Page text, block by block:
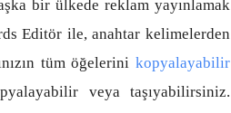
bir ülkede reklam yayınlamak
Editör ile, anahtar kelimelerden
tüm öğelerini kopyalayabilir
veya taşıyabilirsiniz.